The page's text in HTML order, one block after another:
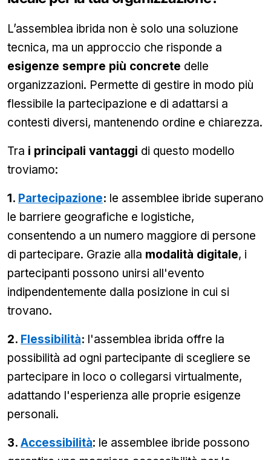
L’assemblea ibrida non è solo una soluzione
tecnica, ma un approccio che risponde a
esigenze sempre più concrete delle
organizzazioni. Permette di gestire in modo più
flessibile la partecipazione e di adattarsi a
contesti diversi, mantenendo ordine e chiarezza.
Tra i principali vantaggi di questo modello
troviamo:
1. Partecipazione: le assemblee ibride superano
le barriere geografiche e logistiche,
consentendo a un numero maggiore di persone
di partecipare. Grazie alla modalità digitale, i
partecipanti possono unirsi all'evento
indipendentemente dalla posizione in cui si
trovano.
2. Flessibilità: l'assemblea ibrida offre la
possibilità ad ogni partecipante di scegliere se
partecipare in loco o collegarsi virtualmente,
adattando l'esperienza alle proprie esigenze
personali.
3. Accessibilità: le assemblee ibride possono